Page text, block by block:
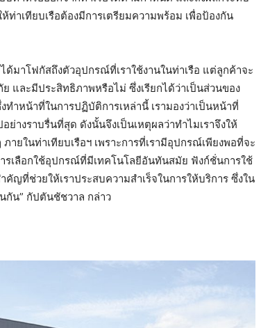
ท่าเทียบเรือต้องมีการเตรียมความพร้อม เพื่อป้องกัน
ด้มาโฟกัสถึงตัวอุปกรณ์ที่เราใช้งานในท่าเรือ แต่ลูกค้าจะ
และมีประสิทธิภาพหรือไม่ ซึ่งเรียกได้ว่าเป็นส่วนของ
ำหน้าที่ในการปฏิบัติการเหล่านี้ เรามองว่าเป็นหน้าที่
ย่างราบรื่นที่สุด ดังนั้นจึงเป็นเหตุผลว่าทำไมเราจึงให้
ยในท่าเทียบเรือฯ เพราะการที่เรามีอุปกรณ์เพียงพอที่จะ
รเลือกใช้อุปกรณ์ที่มีเทคโนโลยีอันทันสมัย ฟังก์ชั่นการใช้
ที่ช่วยให้เราประสบความสำเร็จในการให้บริการ ซึ่งใน
กัน” กัปตันชัชวาล กล่าว